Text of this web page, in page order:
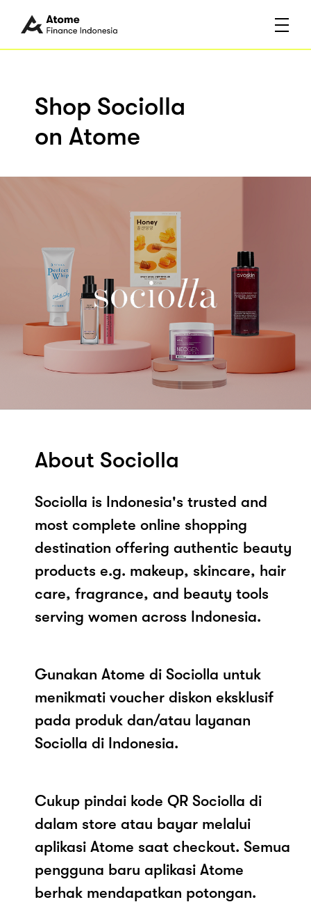
Shop Sociolla
on Atome
About Sociolla
Sociolla is Indonesia's trusted and
most complete online shopping
destination offering authentic beauty
products e.g. makeup, skincare, hair
care, fragrance, and beauty tools
serving women across Indonesia.
Gunakan Atome di Sociolla untuk
menikmati voucher diskon eksklusif
pada produk dan/atau layanan
Sociolla di Indonesia.
Cukup pindai kode QR Sociolla di
dalam store atau bayar melalui
aplikasi Atome saat checkout. Semua
pengguna baru aplikasi Atome
berhak mendapatkan potongan.